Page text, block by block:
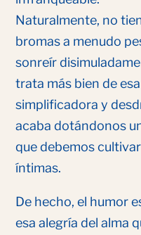
Naturalmente, no
bromas a menudo
sonreír
trata más bien de
simplificadora y
acaba dotándonos
que debemos
íntimas.
De hecho, el humor
esa alegría del alma